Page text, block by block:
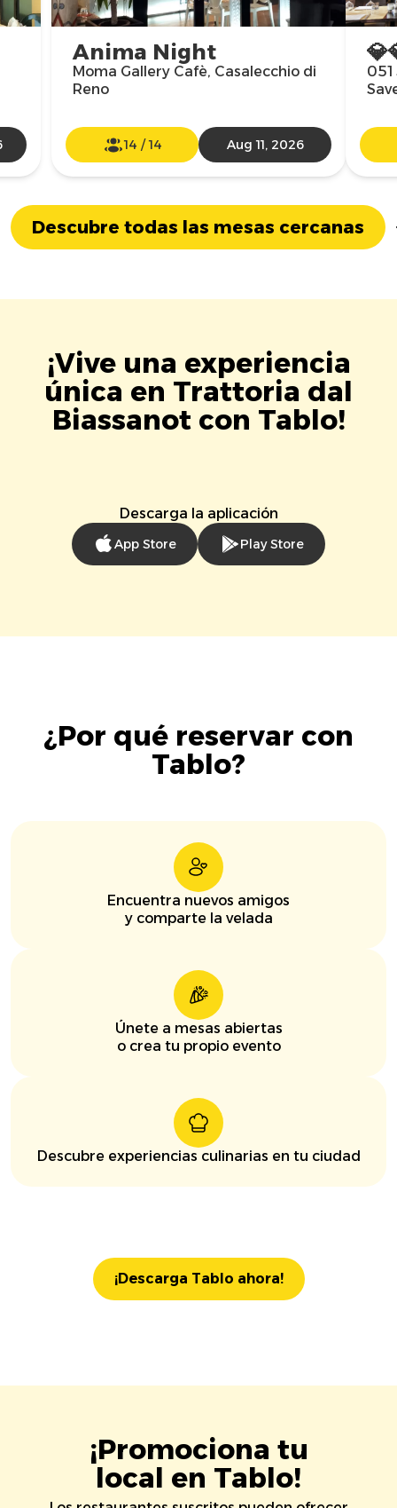
Anima Night
Moma Gallery Cafè, Casalecchio di
Reno
14 /14 Aug 11, 2026
051
Descubre todas las mesas cercanas
¡Vive una experiencia
única en Trattoria dal
Biassanot con Tablo!
Descarga la aplicación
App Store Play Store
¿Por qué reservar con
Tablo?
Encuentra nuevos amigos
y comparte la velada
Únete a mesas abiertas
o crea tu propio evento
Descubre experiencias culinarias en tu ciudad
¡Descarga Tablo ahora!
¡Promociona tu
local en Tablo!